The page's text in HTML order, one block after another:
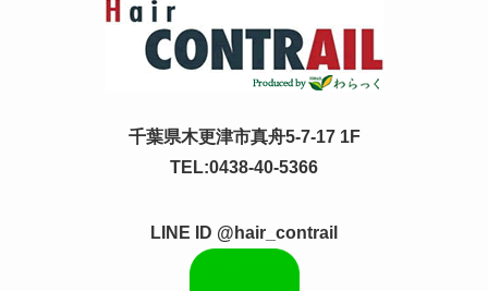
千葉県木更津市真舟5-7-17 1F
TEL:0438-40-5366
LINE ID @hair_contrail